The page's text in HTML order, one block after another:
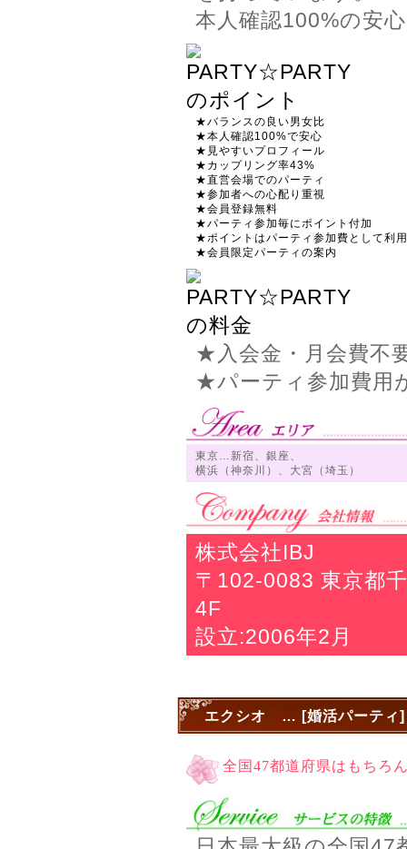
本人確認100%の安
★バランスの良い男女比
★本人確認100%で安心
★見やすいプロフィール
★カップリング率43%
★直営会場でのパーティ
★参加者への心配り重視
★会員登録無料
★パーティ参加毎にポイント付加
★ポイントはパーティ参加費として利
★会員限定パーティの案内
★入会金・月会費不
★パーティ参加費用
東京…新宿、銀座、
横浜（神奈川）、大宮（埼玉）
株式会社IBJ
〒102-0083 東京都
4F
設立:2006年2月
エクシオ … [婚活パーティ]
全国47都道府県はもちろ